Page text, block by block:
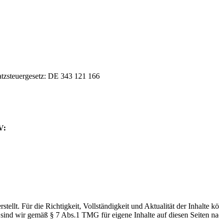
DE 343 121 166
Für die Richtigkeit, Vollständigkeit und Aktualität der Inhalte
wir gemäß § 7 Abs.1 TMG für eigene Inhalte auf diesen Seiten